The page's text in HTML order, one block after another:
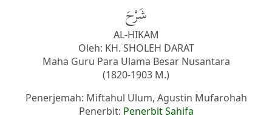
شَرْحَ
AL-HIKAM
Oleh: KH. SHOLEH DARAT
Maha Guru Para Ulama Besar Nusantara
(1820-1903 M.)
Penerjemah: Miftahul Ulum, Agustin Mufarohah
Penerbit: Penerbit Sahifa